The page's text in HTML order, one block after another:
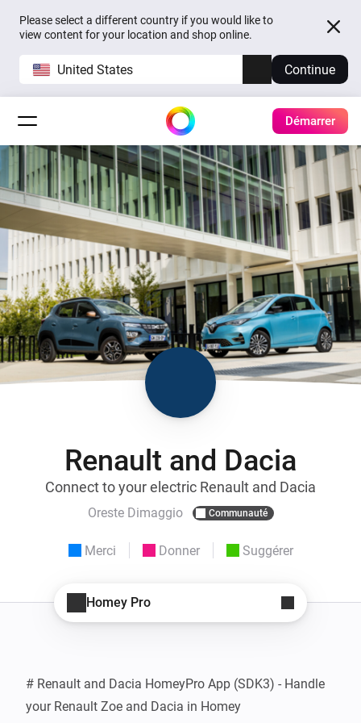
Please select a different country if you would like to
view content for your location and shop online.
United States Continue
Démarrer
Renault and Dacia
Connect to your electric Renault and Dacia
Oreste Dimaggio Communauté
Merci Donner Suggérer
Homey Pro
# Renault and Dacia HomeyPro App (SDK3) - Handle
your Renault Zoe and Dacia in Homey